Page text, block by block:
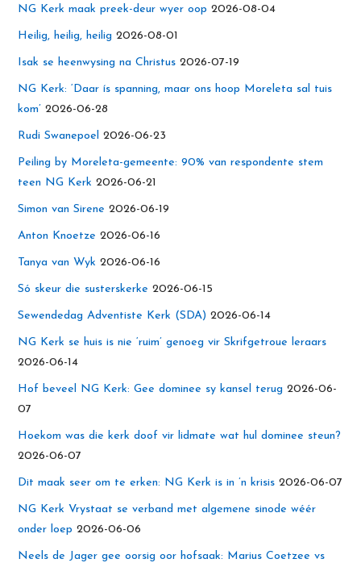
NG Kerk maak preek-deur wyer oop 2026-08-04
Heilig, heilig, heilig 2026-08-01
Isak se heenwysing na Christus 2026-07-19
NG Kerk: ‘Daar ís spanning, maar ons hoop Moreleta sal tuis
kom’ 2026-06-28
Rudi Swanepoel 2026-06-23
Peiling by Moreleta-gemeente: 90% van respondente stem
teen NG Kerk 2026-06-21
Simon van Sirene 2026-06-19
Anton Knoetze 2026-06-16
Tanya van Wyk 2026-06-16
Só skeur die susterskerke 2026-06-15
Sewendedag Adventiste Kerk (SDA) 2026-06-14
NG Kerk se huis is nie ‘ruim’ genoeg vir Skrifgetroue leraars
2026-06-14
Hof beveel NG Kerk: Gee dominee sy kansel terug 2026-06-
07
Hoekom was die kerk doof vir lidmate wat hul dominee steun?
2026-06-07
Dit maak seer om te erken: NG Kerk is in ’n krisis 2026-06-07
NG Kerk Vrystaat se verband met algemene sinode wéér
onder loep 2026-06-06
Neels de Jager gee oorsig oor hofsaak: Marius Coetzee vs